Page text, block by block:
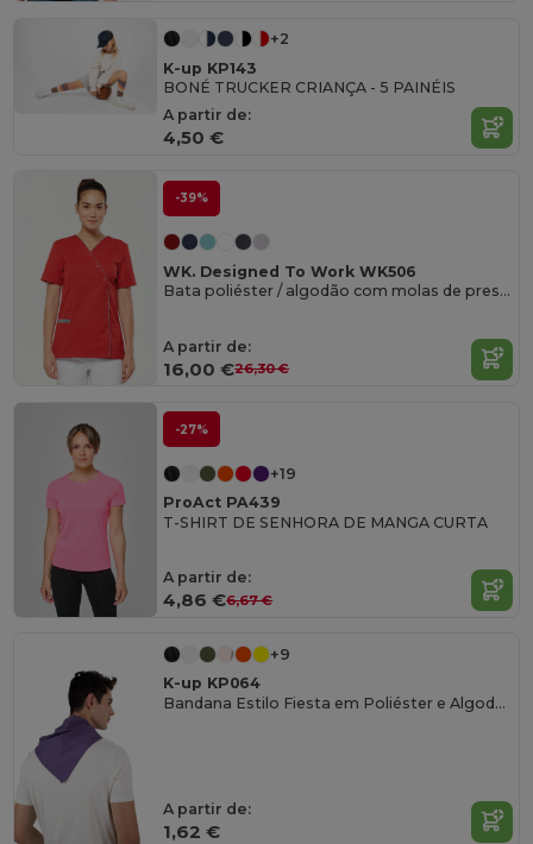
+2
K-up KP143
BONÉ TRUCKER CRIANÇA - 5 PAINÉIS
A partir de:
4,50 €
-39%
WK. Designed To Work WK506
Bata poliéster / algodão com molas de pressão de senhora
A partir de:
16,00 €26,30 €
-27%
+19
ProAct PA439
T-SHIRT DE SENHORA DE MANGA CURTA
A partir de:
4,86 €6,67 €
+9
K-up KP064
Bandana Estilo Fiesta em Poliéster e Algodão
A partir de:
1,62 €